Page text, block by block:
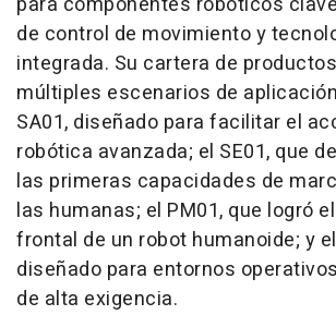
de control de movimiento y
integrada. Su cartera de
múltiples escenarios de
SA01, diseñado para facilitar el
robótica avanzada; el SE01, que
las primeras capacidades de
las humanas; el PM01, que logró
frontal de un robot humanoide; y
diseñado para entornos
de alta exigencia.